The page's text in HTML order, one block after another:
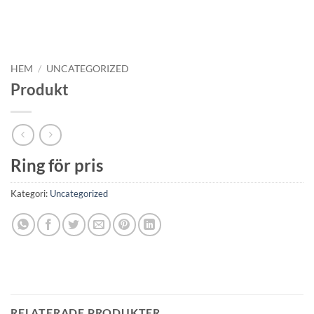
HEM / UNCATEGORIZED
Produkt
Ring för pris
Kategori: Uncategorized